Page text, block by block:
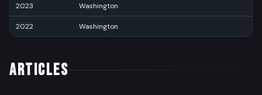
2023 Washington
2022 Washington
ARTICLES